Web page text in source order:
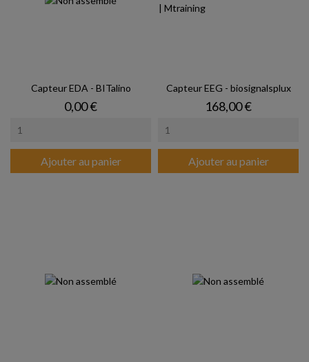
Capteur EDA - BITalino
Prix
0,00 €
Ajouter au panier
Capteur EEG - biosignalsplux
Prix
168,00 €
Ajouter au panier